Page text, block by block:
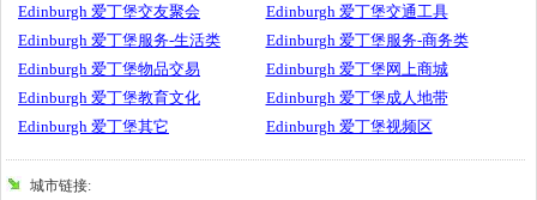
Edinburgh 爱丁堡交友聚会
Edinburgh 爱丁堡交通工具
Edinburgh 爱丁堡服务-生活类
Edinburgh 爱丁堡服务-商务类
Edinburgh 爱丁堡物品交易
Edinburgh 爱丁堡网上商城
Edinburgh 爱丁堡教育文化
Edinburgh 爱丁堡成人地带
Edinburgh 爱丁堡其它
Edinburgh 爱丁堡视频区
城市链接: